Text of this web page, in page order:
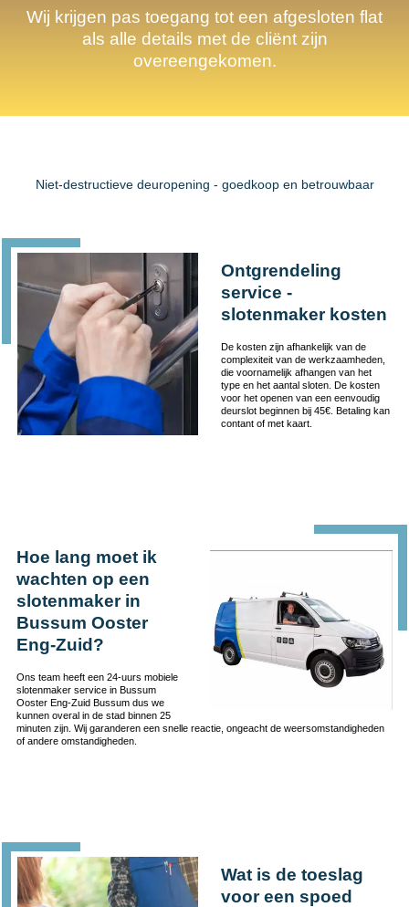
Wij krijgen pas toegang tot een afgesloten flat
als alle details met de cliënt zijn
overeengekomen.
Niet-destructieve deuropening - goedkoop en betrouwbaar
Ontgrendeling
service -
slotenmaker kosten
De kosten zijn afhankelijk van de
complexiteit van de werkzaamheden,
die voornamelijk afhangen van het
type en het aantal sloten. De kosten
voor het openen van een eenvoudig
deurslot beginnen bij 45€. Betaling kan
contant of met kaart.
Hoe lang moet ik
wachten op een
slotenmaker in
Bussum Ooster
Eng-Zuid?
Ons team heeft een 24-uurs mobiele
slotenmaker service in Bussum
Ooster Eng-Zuid Bussum dus we
kunnen overal in de stad binnen 25
minuten zijn. Wij garanderen een snelle reactie, ongeacht de weersomstandigheden
of andere omstandigheden.
Wat is de toeslag
voor een spoed